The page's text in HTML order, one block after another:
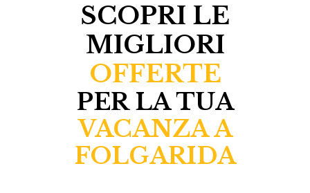
SCOPRI LE
MIGLIORI
OFFERTE
PER LA TUA
VACANZA A
FOLGARIDA